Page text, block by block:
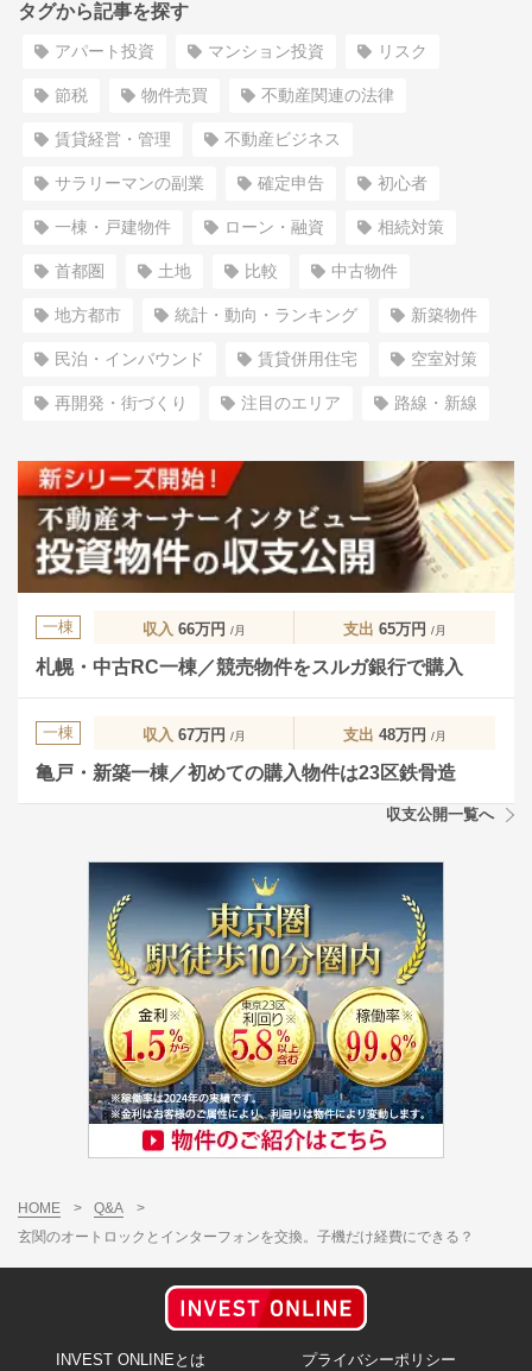
タグから記事を探す
アパート投資 マンション投資 リスク
節税 物件売買 不動産関連の法律
賃貸経営・管理 不動産ビジネス
サラリーマンの副業 確定申告 初心者
一棟・戸建物件 ローン・融資 相続対策
首都圏 土地 比較 中古物件
地方都市 統計・動向・ランキング 新築物件
民泊・インバウンド 賃貸併用住宅 空室対策
再開発・街づくり 注目のエリア 路線・新線
一棟 収入 66万円 /月 支出 65万円 /月
札幌・中古RC一棟／競売物件をスルガ銀行で購入
一棟 収入 67万円 /月 支出 48万円 /月
亀戸・新築一棟／初めての購入物件は23区鉄骨造
収支公開一覧へ
HOME > Q&A
>
玄関のオートロックとインターフォンを交換。子機だけ経費にできる？
INVEST ONLINEとは プライバシーポリシー